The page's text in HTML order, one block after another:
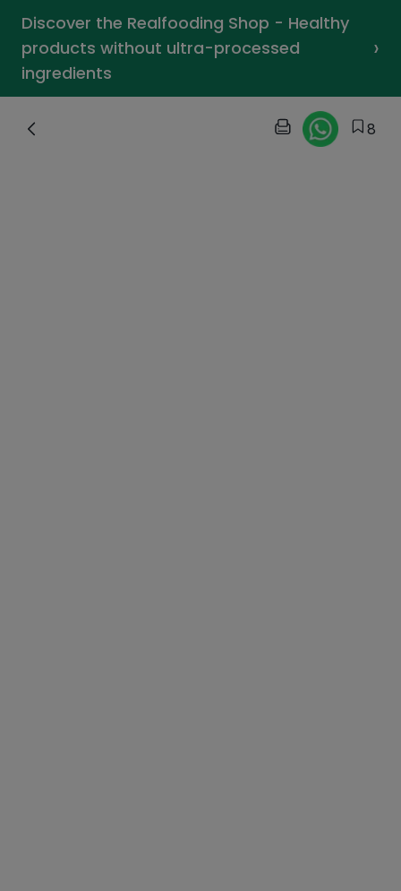
Discover the Realfooding Shop - Healthy
products without ultra-processed
ingredients
›
8